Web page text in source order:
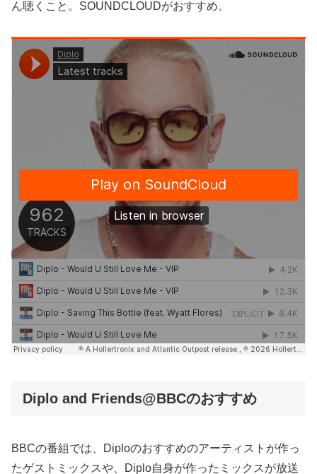
ん聴くこと。SOUNDCLOUDがおすすめ。
Diplo and Friends@BBCのおすすめ
BBCの番組では、Diploのおすすめのアーティストが作っ
たゲストミックスや、Diplo自身が作ったミックスが放送